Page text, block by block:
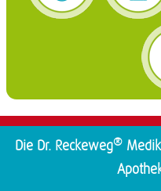
Die Dr. Reckeweg®